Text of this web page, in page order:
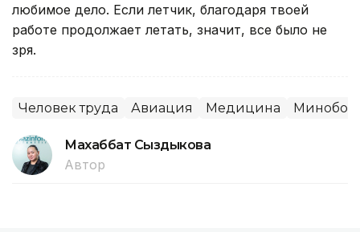
любимое дело. Если летчик, благодаря твоей
работе продолжает летать, значит, все было не
зря.
Человек труда Авиация Медицина
Махаббат Сыздыкова
Автор